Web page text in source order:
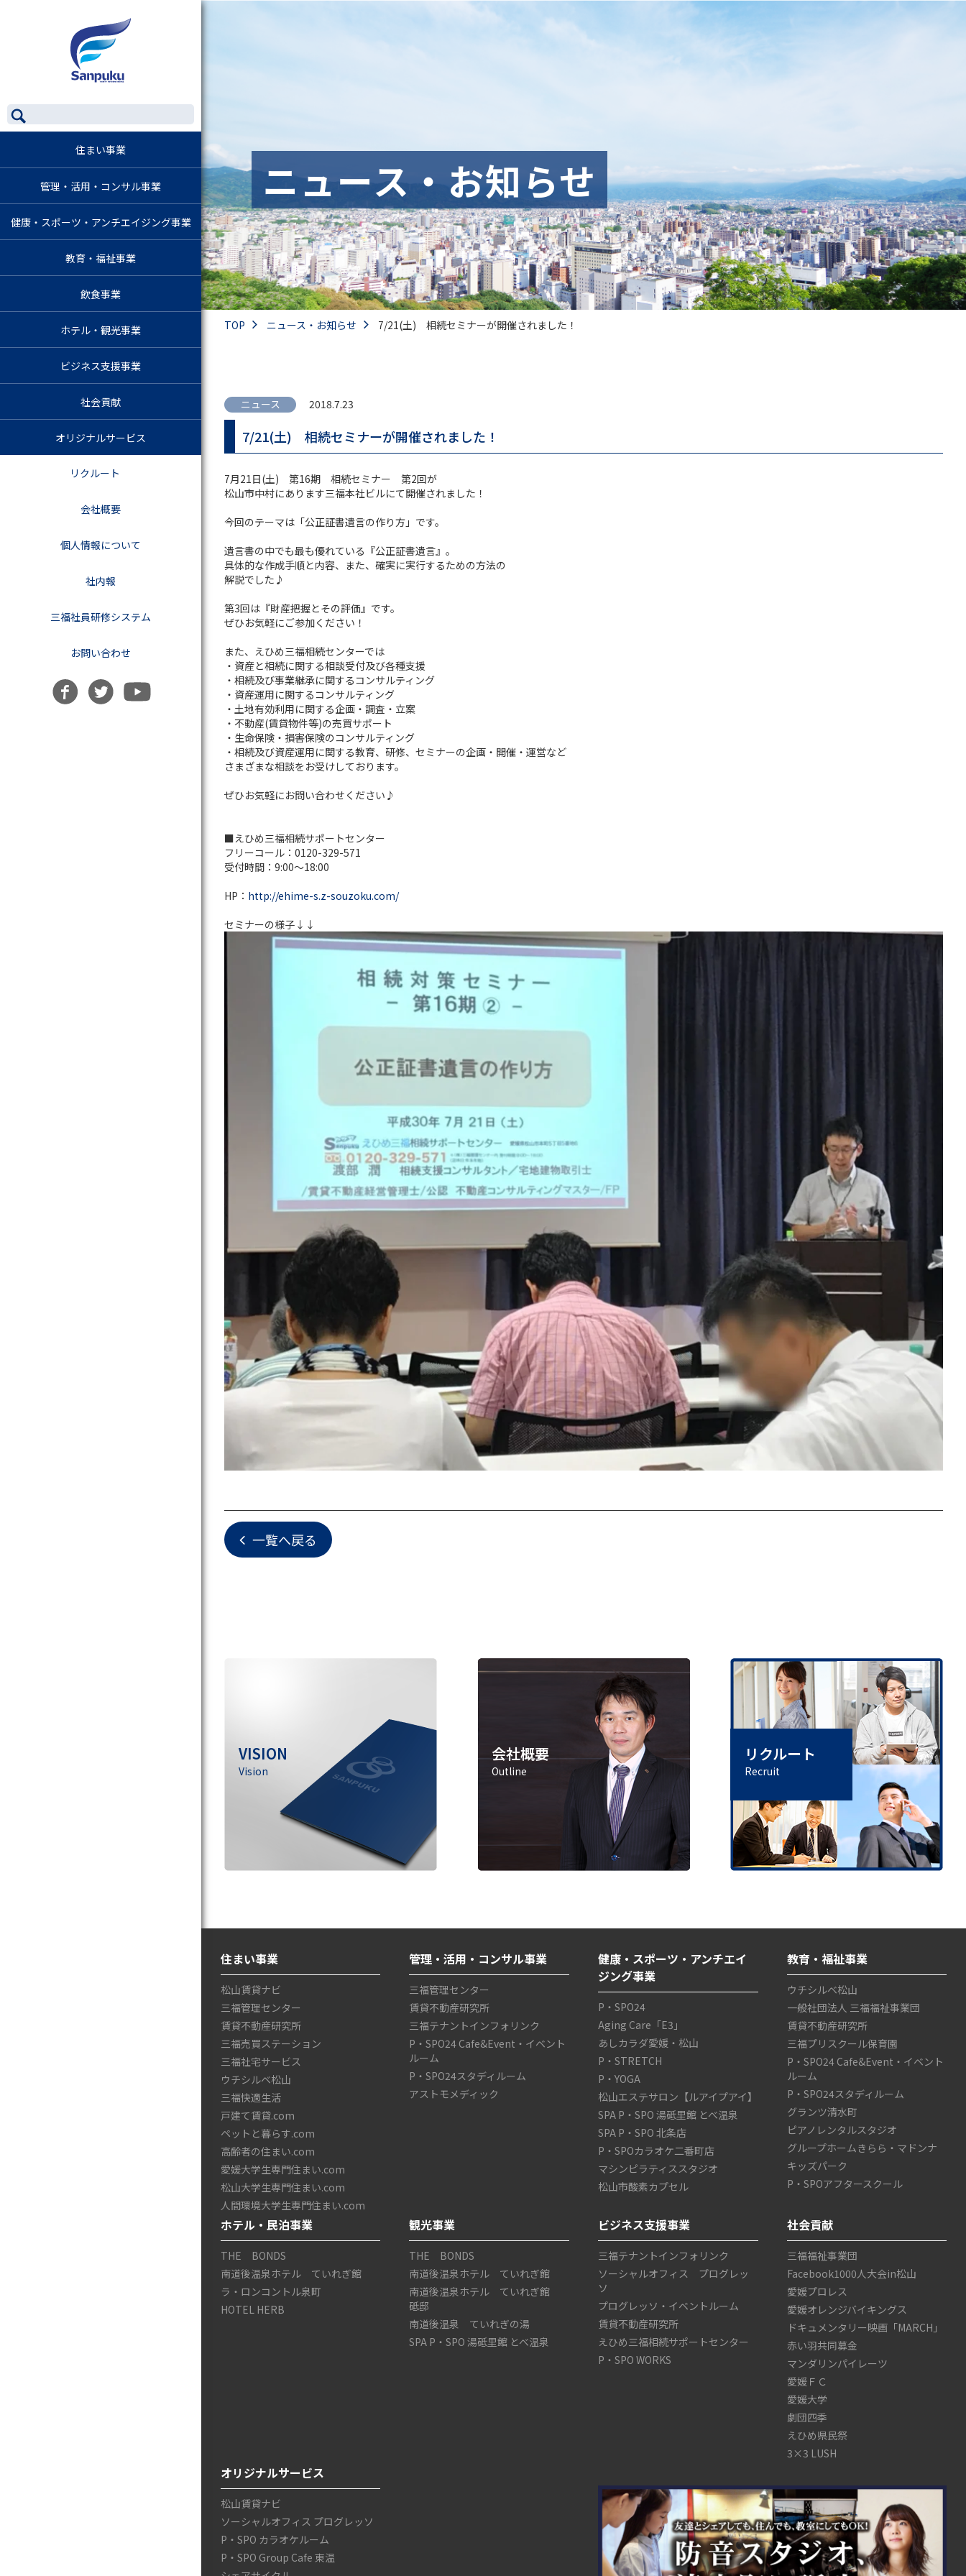
住まい事業
管理・活用・コンサル事業
健康・スポーツ・アンチエイジング事業
教育・福祉事業
飲食事業
ホテル・観光事業
ビジネス支援事業
社会貢献
オリジナルサービス
リクルート
会社概要
個人情報について
社内報
三福社員研修システム
お問い合わせ
ニュース・お知らせ
TOP ニュース・お知らせ 7/21(土) 相続セミナーが開催されました！
ニュース 2018.7.23
7/21(土) 相続セミナーが開催されました！
7月21日(土) 第16期 相続セミナー 第2回が
松山市中村にあります三福本社ビルにて開催されました！
今回のテーマは「公正証書遺言の作り方」です。
遺言書の中でも最も優れている『公正証書遺言』。
具体的な作成手順と内容、また、確実に実行するための方法の
解説でした♪
第3回は『財産把握とその評価』です。
ぜひお気軽にご参加ください！
また、えひめ三福相続センターでは
・資産と相続に関する相談受付及び各種支援
・相続及び事業継承に関するコンサルティング
・資産運用に関するコンサルティング
・土地有効利用に関する企画・調査・立案
・不動産(賃貸物件等)の売買サポート
・生命保険・損害保険のコンサルティング
・相続及び資産運用に関する教育、研修、セミナーの企画・開催・運営など
さまざまな相談をお受けしております。
ぜひお気軽にお問い合わせください♪
■えひめ三福相続サポートセンター
フリーコール：0120-329-571
受付時間：9:00～18:00
HP： http://ehime-s.z-souzoku.com/
セミナーの様子↓↓
一覧へ戻る
VISION
Vision
会社概要
Outline
リクルート
Recruit
住まい事業
松山賃貸ナビ
三福管理センター
賃貸不動産研究所
三福売買ステーション
三福社宅サービス
ウチシルベ松山
三福快適生活
戸建て賃貸.com
ペットと暮らす.com
高齢者の住まい.com
愛媛大学生専門住まい.com
松山大学生専門住まい.com
人間環境大学生専門住まい.com
管理・活用・コンサル事業
三福管理センター
賃貸不動産研究所
三福テナントインフォリンク
P・SPO24 Cafe&Event・イベント
ルーム
P・SPO24スタディルーム
アストモメディック
健康・スポーツ・アンチエイ
ジング事業
P・SPO24
Aging Care「E3」
あしカラダ愛媛・松山
P・STRETCH
P・YOGA
松山エステサロン【ルアイプアイ】
SPA P・SPO 湯砥里館 とべ温泉
SPA P・SPO 北条店
P・SPOカラオケ二番町店
マシンピラティススタジオ
松山市酸素カプセル
教育・福祉事業
ウチシルベ松山
一般社団法人 三福福祉事業団
賃貸不動産研究所
三福プリスクール保育園
P・SPO24 Cafe&Event・イベント
ルーム
P・SPO24スタディルーム
グランツ清水町
ピアノレンタルスタジオ
グループホームきらら・マドンナ
キッズパーク
P・SPOアフタースクール
ホテル・民泊事業
THE BONDS
南道後温泉ホテル ていれぎ館
ラ・ロンコントル泉町
HOTEL HERB
観光事業
THE BONDS
南道後温泉ホテル ていれぎ館
南道後温泉ホテル ていれぎ館
砥邸
南道後温泉 ていれぎの湯
SPA P・SPO 湯砥里館 とべ温泉
ビジネス支援事業
三福テナントインフォリンク
ソーシャルオフィス プログレッ
ソ
プログレッソ・イベントルーム
賃貸不動産研究所
えひめ三福相続サポートセンター
P・SPO WORKS
社会貢献
三福福祉事業団
Facebook1000人大会in松山
愛媛プロレス
愛媛オレンジバイキングス
ドキュメンタリー映画「MARCH」
赤い羽共同募金
マンダリンパイレーツ
愛媛ＦＣ
愛媛大学
劇団四季
えひめ県民祭
3×3 LUSH
オリジナルサービス
松山賃貸ナビ
ソーシャルオフィス プログレッソ
P・SPO カラオケルーム
P・SPO Group Cafe 東温